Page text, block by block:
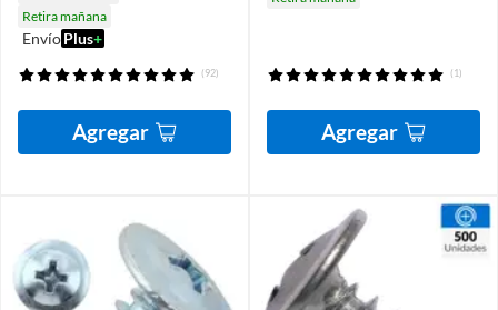
Retira mañana
EnvíoPlus+
(92)
Agregar
(1)
Agregar